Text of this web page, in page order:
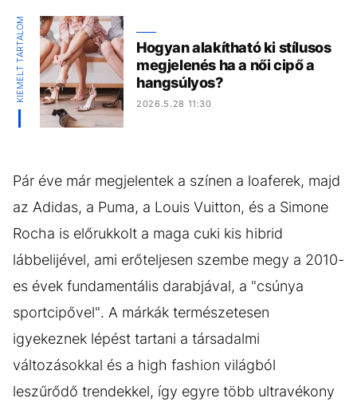
KIEMELT TARTALOM
Hogyan alakítható ki stílusos
megjelenés ha a női cipő a
hangsúlyos?
2026.5.28 11:30
Pár éve már megjelentek a színen a loaferek, majd
az Adidas, a Puma, a Louis Vuitton, és a Simone
Rocha is előrukkolt a maga cuki kis hibrid
lábbelijével, ami erőteljesen szembe megy a 2010-
es évek fundamentális darabjával, a "csúnya
sportcipővel". A márkák természetesen
igyekeznek lépést tartani a társadalmi
változásokkal és a high fashion világból
leszűrődő trendekkel, így egyre több ultravékony